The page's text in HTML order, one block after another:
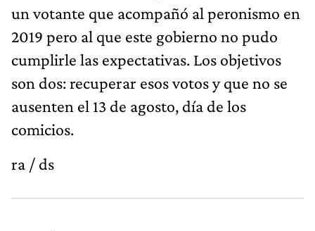
un votante que acompañó al peronismo en
2019 pero al que este gobierno no pudo
cumplirle las expectativas. Los objetivos
son dos: recuperar esos votos y que no se
ausenten el 13 de agosto, día de los
comicios.
ra / ds